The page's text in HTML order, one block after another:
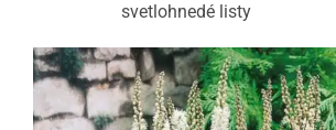
svetlohnedé listy